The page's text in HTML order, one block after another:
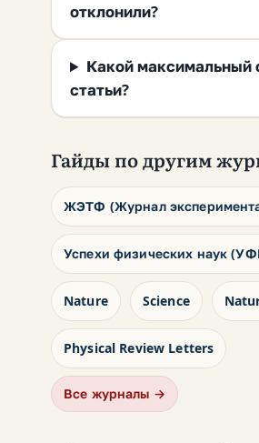
отклонили?
Какой максимальный
статьи?
Гайды по другим
ЖЭТФ (Журнал
Успехи физических наук
Nature Science
Physical Review Letters
Все журналы →